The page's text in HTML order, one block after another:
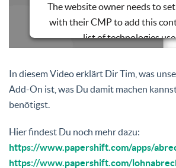
The website owner needs to
with their CMP to add this
list of technologies
Powered byUsercentrics
In diesem Video erklärt Dir Tim, was
Add-On ist, was Du damit machen
benötigst.
Hier findest Du noch mehr dazu:
https://www.papershift.com/apps/
https://www.papershift.com/